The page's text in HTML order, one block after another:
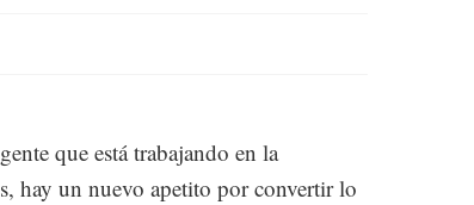
que está trabajando en la
hay un nuevo apetito por convertir lo